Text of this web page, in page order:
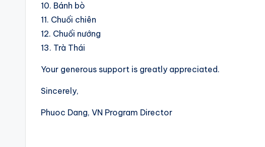
10. Bánh bò
11. Chuối chiên
12. Chuối nướng
13. Trà Thái
Your generous support is greatly appreciated.
Sincerely,
Phuoc Dang, VN Program Director